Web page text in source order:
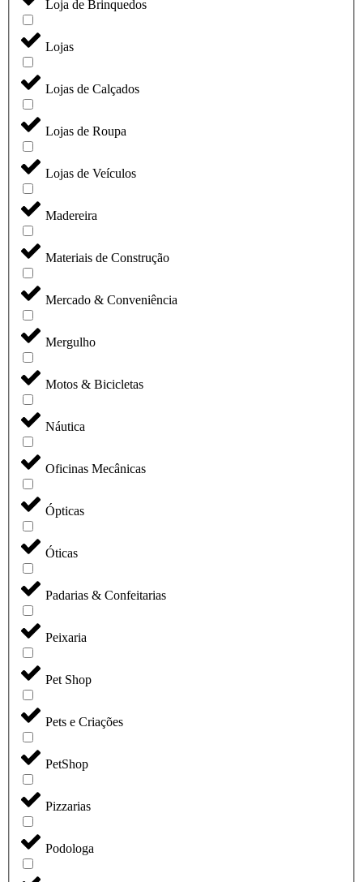
Loja de Brinquedos
Lojas
Lojas de Calçados
Lojas de Roupa
Lojas de Veículos
Madereira
Materiais de Construção
Mercado & Conveniência
Mergulho
Motos & Bicicletas
Náutica
Oficinas Mecânicas
Ópticas
Óticas
Padarias & Confeitarias
Peixaria
Pet Shop
Pets e Criações
PetShop
Pizzarias
Podologa